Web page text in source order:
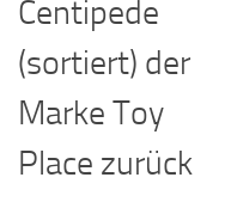
Centipede
(sortiert) der
Marke Toy
Place zurück